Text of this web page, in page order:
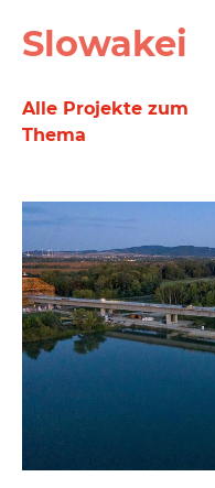
Slowakei
Alle Projekte zum
Thema